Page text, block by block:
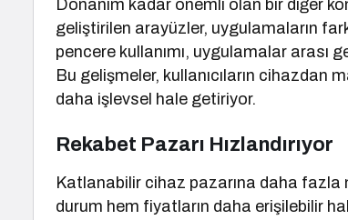
Donanım kadar önemli olan bir diğer
geliştirilen arayüzler, uygulamaların
pencere kullanımı, uygulamalar arası
Bu gelişmeler, kullanıcıların cihazdan
daha işlevsel hale getiriyor.
Rekabet Pazarı Hızlandırıyor
Katlanabilir cihaz pazarına daha fazla
durum hem fiyatların daha erişilebilir